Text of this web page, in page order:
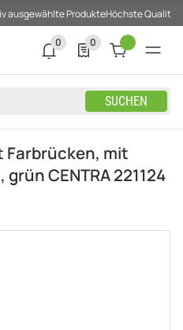
ausgewählte ProdukteHöchste Qualität
SUCHEN
0
0 neue Notifizierungen
0
0 Produkte in der
Farbrücken, mit
CENTRA 221124